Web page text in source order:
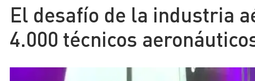
Tendencias
Contenido Patrocinado
El desafío de la industria
4.000 técnicos